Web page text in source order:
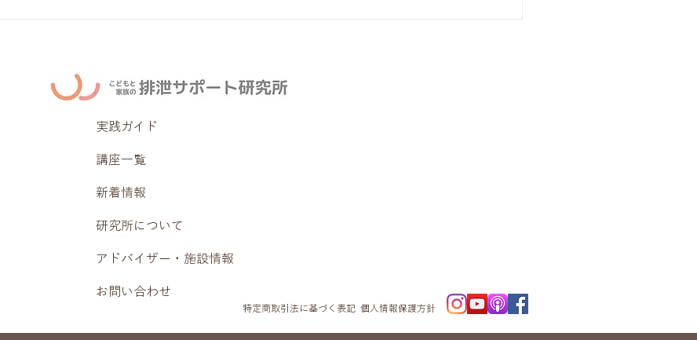
実践ガイド
講座一覧
新着情報
研究所について
アドバイザー・施設情報
お問い合わせ
特定商取引法に基づく表記 個人情報保護方針